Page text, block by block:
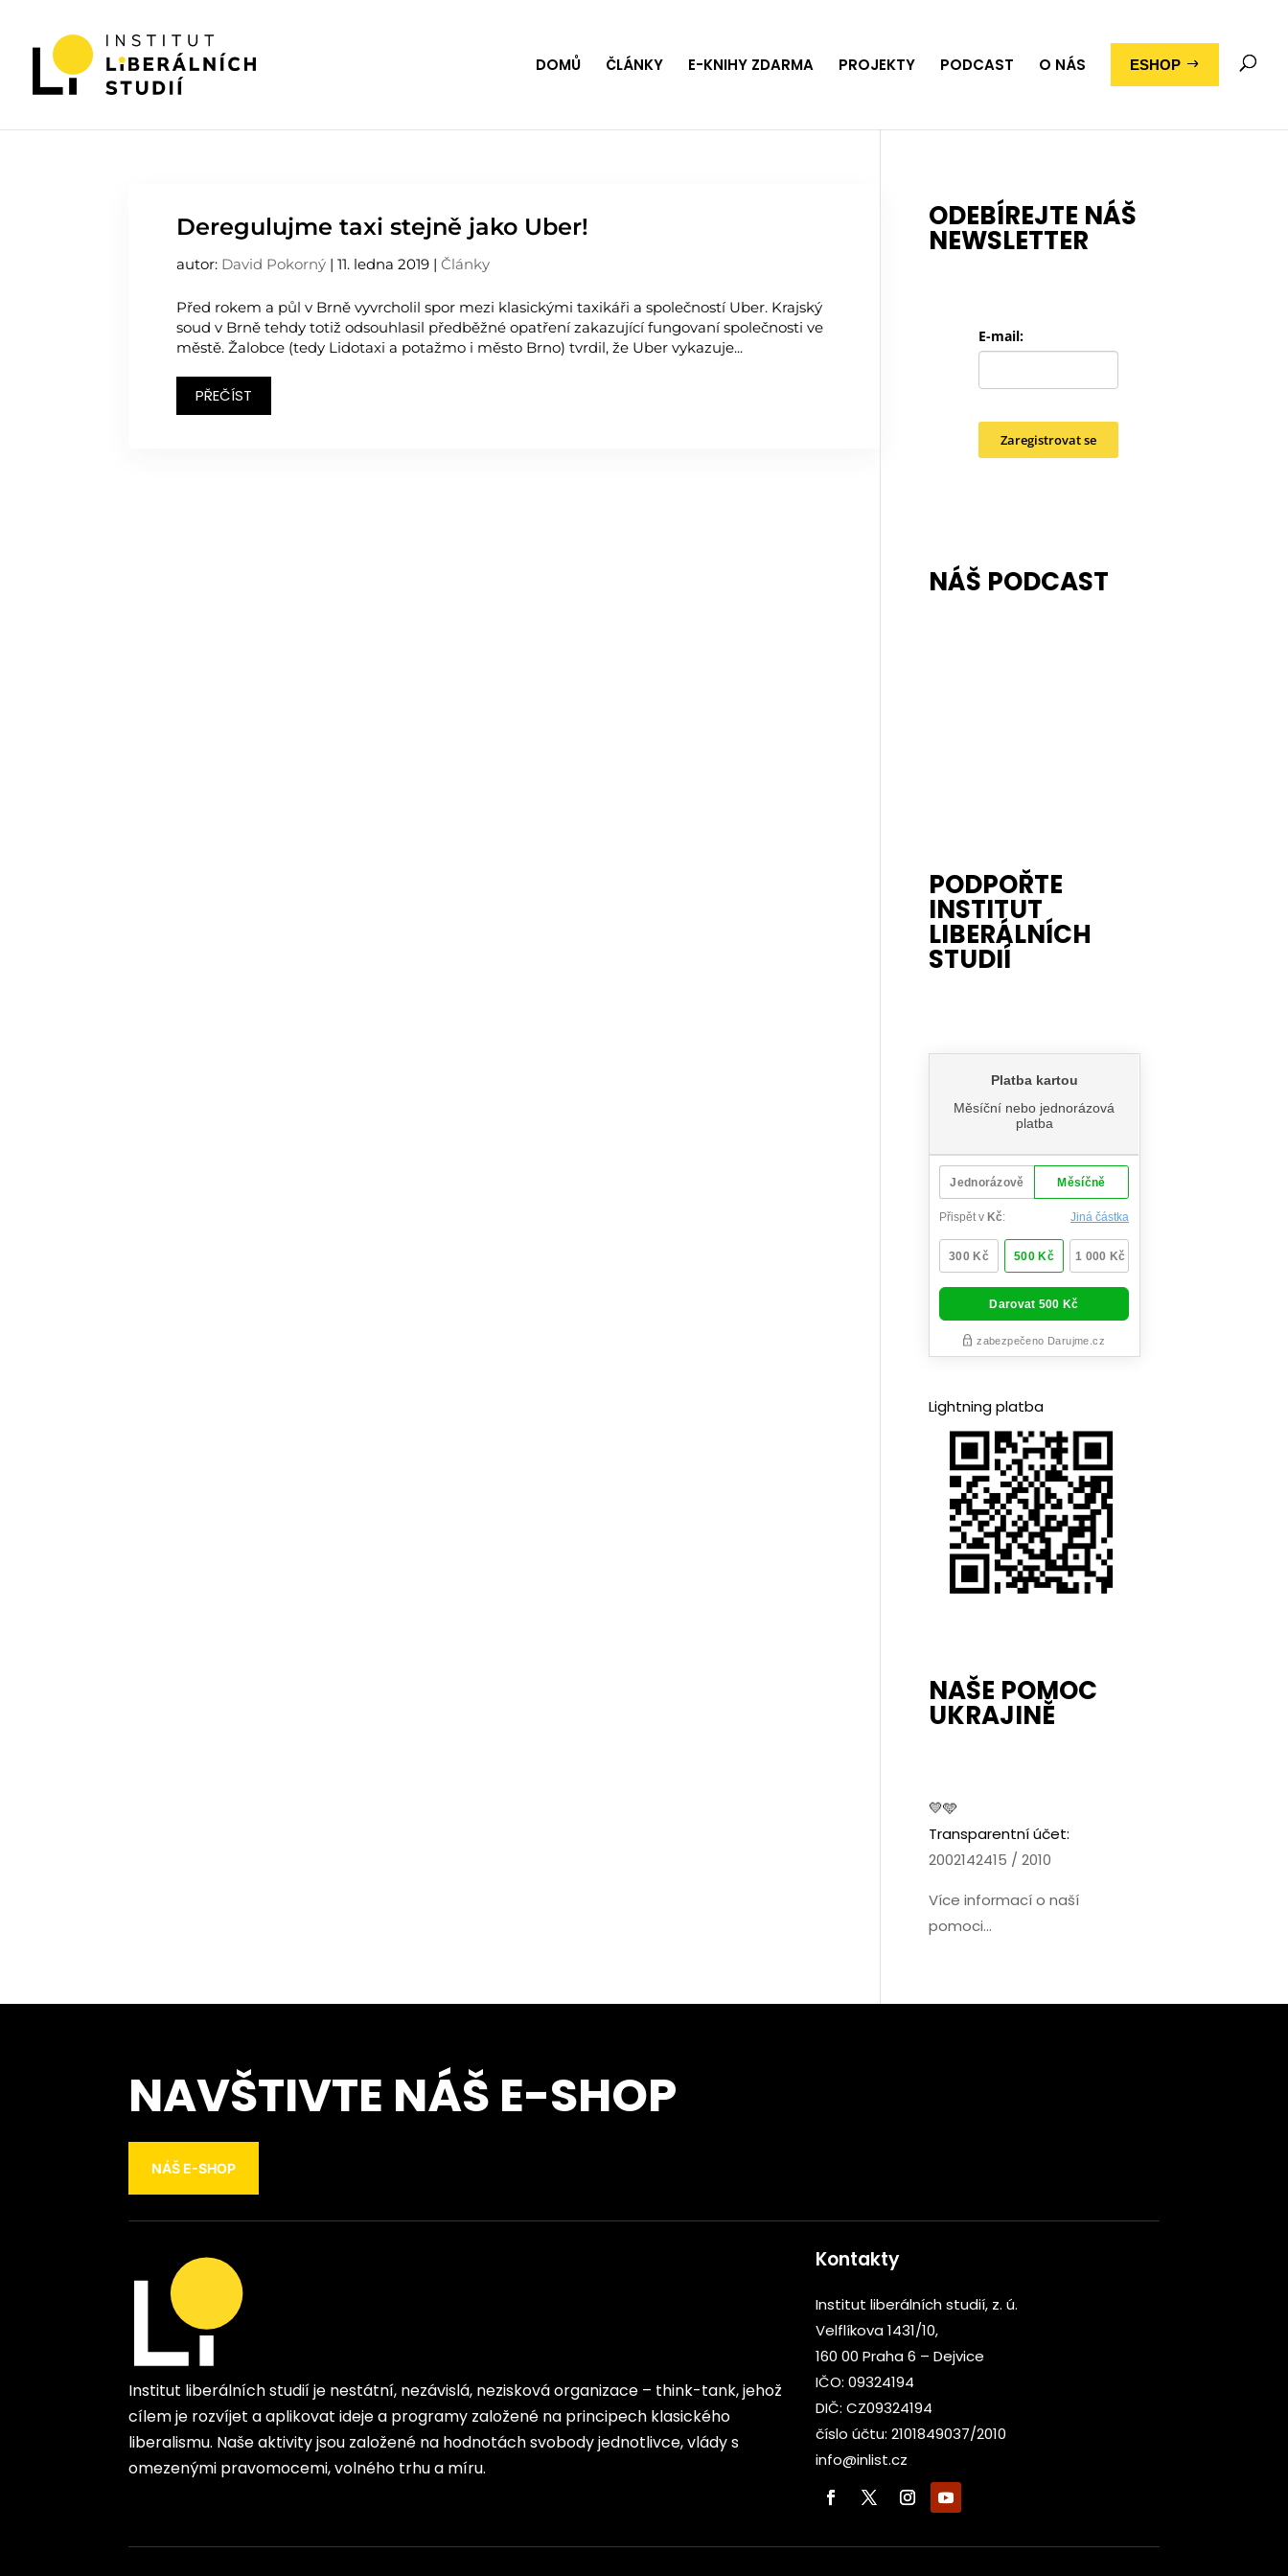
DOMŮ ČLÁNKY E-KNIHY ZDARMA PROJEKTY PODCAST O NÁS ESHOP
Deregulujme taxi stejně jako Uber!
autor: David Pokorný |11. ledna 2019 |Články
Před rokem a půl v Brně vyvrcholil spor mezi klasickými taxikáři a společností Uber. Krajský
soud v Brně tehdy totiž odsouhlasil předběžné opatření zakazující fungovaní společnosti ve
městě. Žalobce (tedy Lidotaxi a potažmo i město Brno) tvrdil, že Uber vykazuje...
PŘEČÍST
ODEBÍREJTE NÁŠ
NEWSLETTER
E-mail:
Zaregistrovat se
NÁŠ PODCAST
PODPOŘTE
INSTITUT
LIBERÁLNÍCH
STUDIÍ
Lightning platba
NAŠE POMOC
UKRAJINĚ
💛🩵
Transparentní účet:
2002142415 / 2010
Více informací o naší
pomoci...
NAVŠTIVTE NÁŠ E-SHOP
NÁŠ E-SHOP
Institut liberálních studií je nestátní, nezávislá, nezisková organizace – think-tank, jehož
cílem je rozvíjet a aplikovat ideje a programy založené na principech klasického
liberalismu. Naše aktivity jsou založené na hodnotách svobody jednotlivce, vlády s
omezenými pravomocemi, volného trhu a míru.
Kontakty
Institut liberálních studií, z. ú.
Velflíkova 1431/10,
160 00 Praha 6 – Dejvice
IČO: 09324194
DIČ: CZ09324194
číslo účtu: 2101849037/2010
info@inlist.cz